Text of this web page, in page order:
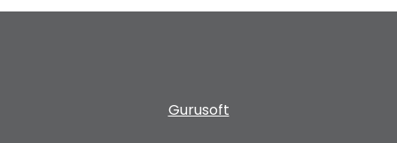
Gurusoft